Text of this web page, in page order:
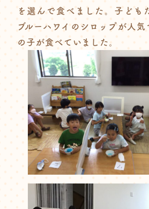
を選んで食べました。子ども
ブルーハワイのシロップが人気
の子が食べていました。